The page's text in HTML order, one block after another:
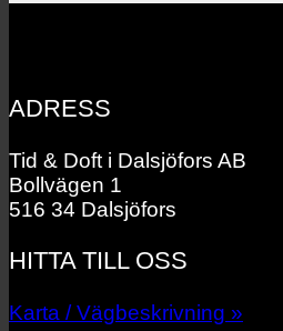
ADRESS
Tid & Doft i Dalsjöfors AB
Bollvägen 1
516 34 Dalsjöfors
HITTA TILL OSS
Karta / Vägbeskrivning »